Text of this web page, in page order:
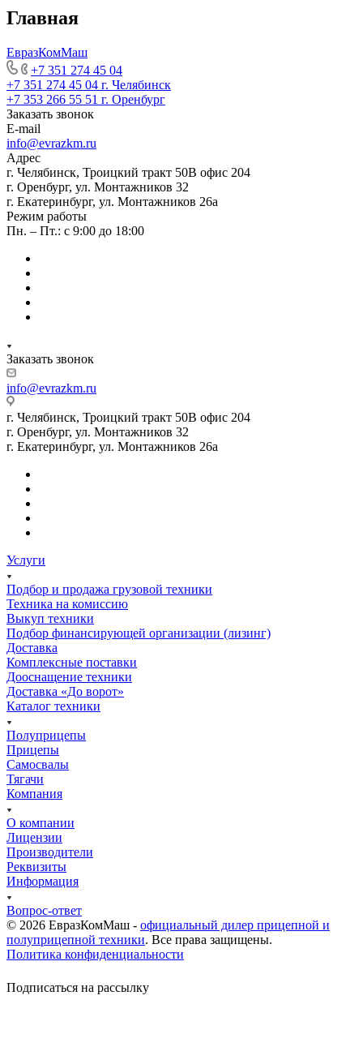
Главная
ЕвразКомМаш
+7 351 274 45 04
+7 351 274 45 04 г. Челябинск
+7 353 266 55 51 г. Оренбург
Заказать звонок
E-mail
info@evrazkm.ru
Адрес
г. Челябинск, Троицкий тракт 50В офис 204
г. Оренбург, ул. Монтажников 32
г. Екатеринбург, ул. Монтажников 26а
Режим работы
Пн. – Пт.: с 9:00 до 18:00
Заказать звонок
info@evrazkm.ru
г. Челябинск, Троицкий тракт 50В офис 204
г. Оренбург, ул. Монтажников 32
г. Екатеринбург, ул. Монтажников 26а
Услуги
Подбор и продажа грузовой техники
Техника на комиссию
Выкуп техники
Подбор финансирующей организации (лизинг)
Доставка
Комплексные поставки
Дооснащение техники
Доставка «До ворот»
Каталог техники
Полуприцепы
Прицепы
Самосвалы
Тягачи
Компания
О компании
Лицензии
Производители
Реквизиты
Информация
Вопрос-ответ
© 2026 ЕвразКомМаш - официальный дилер прицепной и
полуприцепной техники. Все права защищены.
Политика конфиденциальности
Подписаться на рассылку